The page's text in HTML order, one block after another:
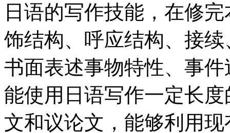
日语的写作技能，在修
饰结构、呼应结构、接
书面表述事物特性、事
能使用日语写作一定长
文和议论文，能够利用